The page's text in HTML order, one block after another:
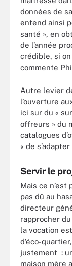
données de
entend ainsi
santé », en
de l’année
crédible, si on
commente
Autre levier
l’ouverture
ici sur du «
offreurs » du
catalogues
« de
Servir le
Mais ce n’est
pas dû au
directeur
rapprocher
la vocation
d’éco-
justement :
maison mère